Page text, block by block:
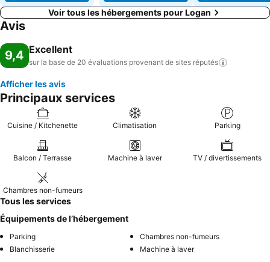
Voir tous les hébergements pour Logan
Avis
9,4 Excellent
sur la base de 20 évaluations provenant de sites réputés
Afficher les avis
Principaux services
Cuisine / Kitchenette Climatisation Parking
Balcon / Terrasse Machine à laver TV / divertissements
Chambres non-fumeurs
Tous les services
Équipements de l’hébergement
Parking
Chambres non-fumeurs
Blanchisserie
Machine à laver